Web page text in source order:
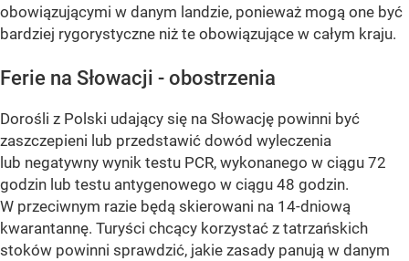
obowiązującymi w danym landzie, ponieważ mogą one być
bardziej rygorystyczne niż te obowiązujące w całym kraju.
Ferie na Słowacji - obostrzenia
Dorośli z Polski udający się na Słowację powinni być
zaszczepieni lub przedstawić dowód wyleczenia
lub negatywny wynik testu PCR, wykonanego w ciągu 72
godzin lub testu antygenowego w ciągu 48 godzin.
W przeciwnym razie będą skierowani na 14-dniową
kwarantannę. Turyści chcący korzystać z tatrzańskich
stoków powinni sprawdzić, jakie zasady panują w danym